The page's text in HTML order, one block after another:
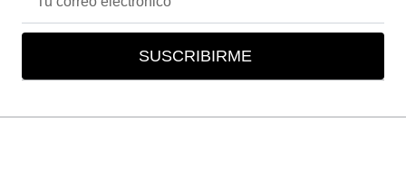
electrónico
SUSCRIBIRME